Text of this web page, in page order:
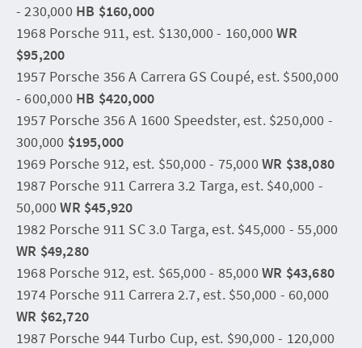
- 230,000 HB $160,000
1968 Porsche 911, est. $130,000 - 160,000WR
$95,200
1957 Porsche 356 A Carrera GS Coupé, est. $500,000
- 600,000 HB $420,000
1957 Porsche 356 A 1600 Speedster, est. $250,000 -
300,000 $195,000
1969 Porsche 912, est. $50,000 - 75,000WR $38,080
1987 Porsche 911 Carrera 3.2 Targa, est. $40,000 -
50,000WR $45,920
1982 Porsche 911 SC 3.0 Targa, est. $45,000 - 55,000
WR $49,280
1968 Porsche 912, est. $65,000 - 85,000WR $43,680
1974 Porsche 911 Carrera 2.7, est. $50,000 - 60,000
WR $62,720
1987 Porsche 944 Turbo Cup, est. $90,000 - 120,000